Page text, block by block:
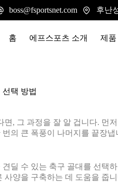
boss@fsportsnet.com 후난
홈 에프스포츠 소개 제품
택 방법
면, 그 과정을 잘 알 겁니다. 먼
의 큰 폭풍이 나머지를 끝장
딜 수 있는 축구 골대를 선택
사양을 구축하는 데 도움을 줍